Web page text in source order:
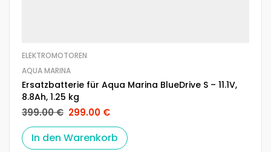
ELEKTROMOTOREN
AQUA MARINA
Ersatzbatterie für Aqua Marina BlueDrive S – 11.1V,
8.8Ah, 1.25 kg
399.00€ 299.00 €
In den Warenkorb